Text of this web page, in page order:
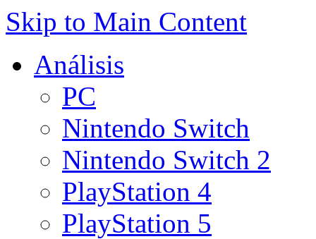
Skip to Main Content
Análisis
PC
Nintendo Switch
Nintendo Switch 2
PlayStation 4
PlayStation 5